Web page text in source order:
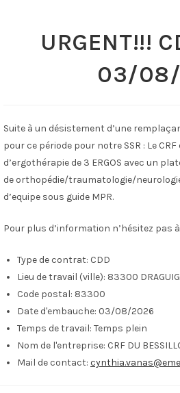
URGENT!!!
03/
Suite à un désistement d’une
pour ce période pour notre SSR : Le
d’ergothérapie de 3 ERGOS avec un
de orthopédie/traumatologie/
d’equipe sous guide MPR.
Pour plus d’information n’hésitez pas
Type de contrat: CDD
Lieu de travail (ville): 83300
Code postal: 83300
Date d'embauche: 03/08/2026
Temps de travail: Temps plein
Nom de l'entreprise: CRF DU
Mail de contact: